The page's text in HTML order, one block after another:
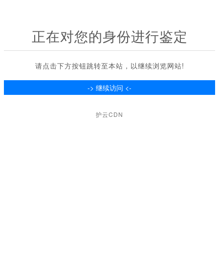
正在对您的身份进行鉴定
请点击下方按钮跳转至本站，以继续浏览网站!
护云CDN